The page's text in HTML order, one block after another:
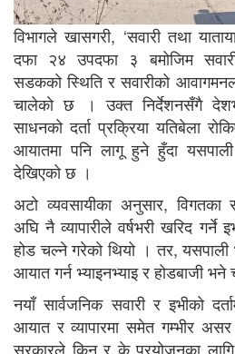
विभागले खासगरी, ‘सवारी तथा
दफा २४ उपदफा ३ बमोजिम
सडकको स्थिति र सवारीको
चालेकाे छ । उक्त निर्देशनसँगै
साधनको दर्ता प्रक्रिया यतिबेला
आयातमा पनि लागू हुने हुँदा
देखिएको छ ।
अटो व्यवसायीका अनुसार, विगतका
अघि नै व्यापारीले वर्षभरी खरिद गर्ने
होड चल्ने गरेको थियो । तर, यसपाली
आयात गर्न भ्याइनभ्याइ र होडबाजी
नयाँ सार्वजनिक सवारी र इभीको
आयात र व्यापारमा समेत गम्भीर असर
सरकारले किन र के प्रयोजनका लागि